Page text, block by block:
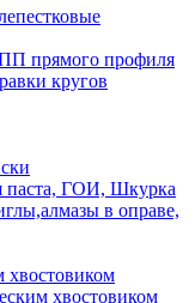
прямого профиля
кругов
паста, ГОИ, Шкурка
в оправе,
хвостовиком
хвостовиком